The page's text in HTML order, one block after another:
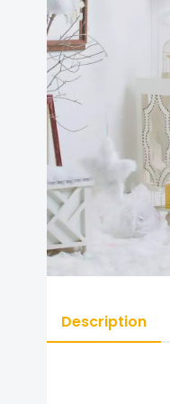
Description